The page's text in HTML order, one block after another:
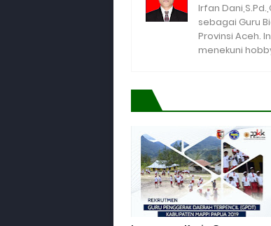
Irfan
sebagai Guru
Provinsi Aceh.
menekuni